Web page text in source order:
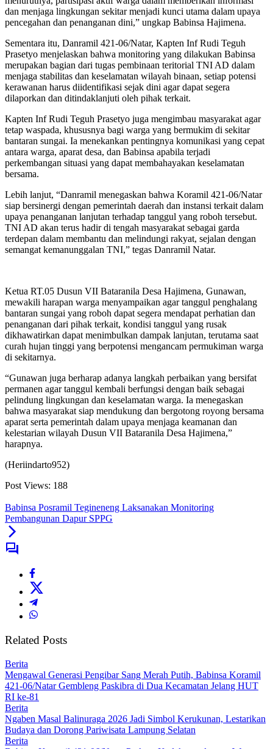
dan menjaga lingkungan sekitar menjadi kunci utama dalam upaya
pencegahan dan penanganan dini,” ungkap Babinsa Hajimena.
Sementara itu, Danramil 421-06/Natar, Kapten Inf Rudi Teguh
Prasetyo menjelaskan bahwa monitoring yang dilakukan Babinsa
merupakan bagian dari tugas pembinaan teritorial TNI AD dalam
menjaga stabilitas dan keselamatan wilayah binaan, setiap potensi
kerawanan harus diidentifikasi sejak dini agar dapat segera
dilaporkan dan ditindaklanjuti oleh pihak terkait.
Kapten Inf Rudi Teguh Prasetyo juga mengimbau masyarakat agar
tetap waspada, khususnya bagi warga yang bermukim di sekitar
bantaran sungai. Ia menekankan pentingnya komunikasi yang cepat
antara warga, aparat desa, dan Babinsa apabila terjadi
perkembangan situasi yang dapat membahayakan keselamatan
bersama.
Lebih lanjut, “Danramil menegaskan bahwa Koramil 421-06/Natar
siap bersinergi dengan pemerintah daerah dan instansi terkait dalam
upaya penanganan lanjutan terhadap tanggul yang roboh tersebut.
TNI AD akan terus hadir di tengah masyarakat sebagai garda
terdepan dalam membantu dan melindungi rakyat, sejalan dengan
semangat kemanunggalan TNI,” tegas Danramil Natar.
Ketua RT.05 Dusun VII Bataranila Desa Hajimena, Gunawan,
mewakili harapan warga menyampaikan agar tanggul penghalang
bantaran sungai yang roboh dapat segera mendapat perhatian dan
penanganan dari pihak terkait, kondisi tanggul yang rusak
dikhawatirkan dapat menimbulkan dampak lanjutan, terutama saat
curah hujan tinggi yang berpotensi mengancam permukiman warga
di sekitarnya.
“Gunawan juga berharap adanya langkah perbaikan yang bersifat
permanen agar tanggul kembali berfungsi dengan baik sebagai
pelindung lingkungan dan keselamatan warga. Ia menegaskan
bahwa masyarakat siap mendukung dan bergotong royong bersama
aparat serta pemerintah dalam upaya menjaga keamanan dan
kelestarian wilayah Dusun VII Bataranila Desa Hajimena,”
harapnya.
(Heriindarto952)
Post Views: 188
Babinsa Posramil Tegineneng Laksanakan Monitoring
Pembangunan Dapur SPPG
Related Posts
Berita
Mengawal Generasi Pengibar Sang Merah Putih, Babinsa Koramil
421-06/Natar Gembleng Paskibra di Dua Kecamatan Jelang HUT
RI ke-81
Berita
Ngaben Masal Balinuraga 2026 Jadi Simbol Kerukunan, Lestarikan
Budaya dan Dorong Pariwisata Lampung Selatan
Berita